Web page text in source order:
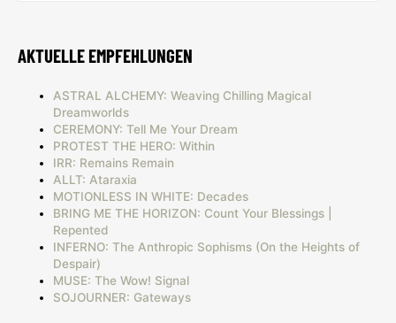
AKTUELLE EMPFEHLUNGEN
ASTRAL ALCHEMY: Weaving Chilling Magical
Dreamworlds
CEREMONY: Tell Me Your Dream
PROTEST THE HERO: Within
IRR: Remains Remain
ALLT: Ataraxia
MOTIONLESS IN WHITE: Decades
BRING ME THE HORIZON: Count Your Blessings |
Repented
INFERNO: The Anthropic Sophisms (On the Heights of
Despair)
MUSE: The Wow! Signal
SOJOURNER: Gateways